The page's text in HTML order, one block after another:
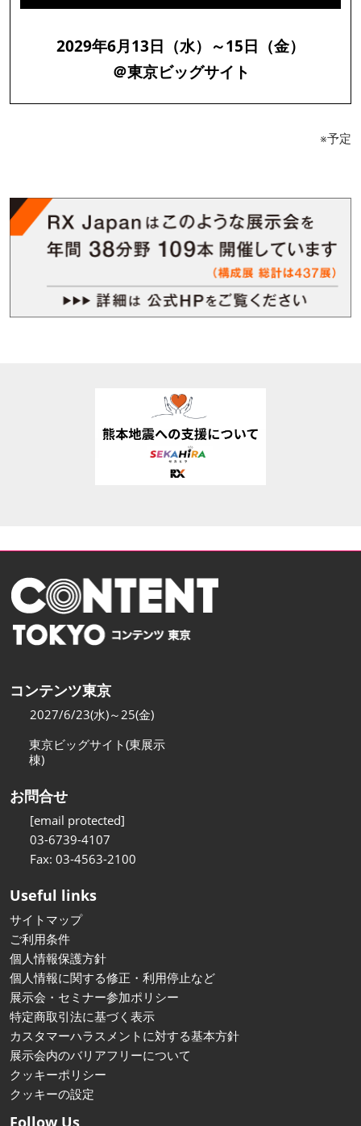
2029年6月13日（水）～15日（金）
＠東京ビッグサイト
※予定
コンテンツ東京
2027/6/23(水)～25(金)
東京ビッグサイト(東展示
棟)
お問合せ
[email protected]
03-6739-4107
Fax: 03-4563-2100
Useful links
サイトマップ
ご利用条件
個人情報保護方針
個人情報に関する修正・利用停止など
展示会・セミナー参加ポリシー
特定商取引法に基づく表示
カスタマーハラスメントに対する基本方針
展示会内のバリアフリーについて
クッキーポリシー
クッキーの設定
Follow Us